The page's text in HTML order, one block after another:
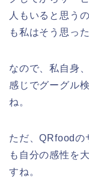
人もいると思う
も私はそう思っ
なので、私自身
感じでグーグル
ね。
ただ、QRfoodの
も自分の感性を
すね。